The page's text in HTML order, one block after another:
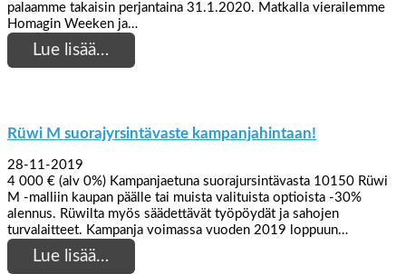
palaamme takaisin perjantaina 31.1.2020. Matkalla vierailemme
Homagin Weeken ja…
Lue lisää…
Rüwi M suorajyrsintävaste kampanjahintaan!
28-11-2019
4 000 € (alv 0%) Kampanjaetuna suorajursintävasta 10150 Rüwi
M -malliin kaupan päälle tai muista valituista optioista -30%
alennus. Rüwilta myös säädettävät työpöydät ja sahojen
turvalaitteet. Kampanja voimassa vuoden 2019 loppuun…
Lue lisää…